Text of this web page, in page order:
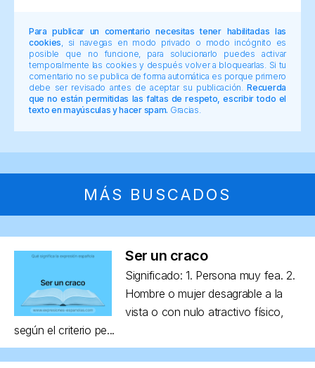
Para publicar un comentario necesitas tener habilitadas las
cookies , si navegas en modo privado o modo incógnito es
posible que no funcione, para solucionarlo puedes activar
temporalmente las cookies y después volver a bloquearlas. Si tu
comentario no se publica de forma automática es porque primero
debe ser revisado antes de aceptar su publicación.Recuerda
que no están permitidas las faltas de respeto, escribir todo el
texto en mayúsculas y hacer spam. Gracias.
MÁS BUSCADOS
Ser un craco
Significado: 1. Persona muy fea. 2.
Hombre o mujer desagrable a la
vista o con nulo atractivo físico,
según el criterio pe...